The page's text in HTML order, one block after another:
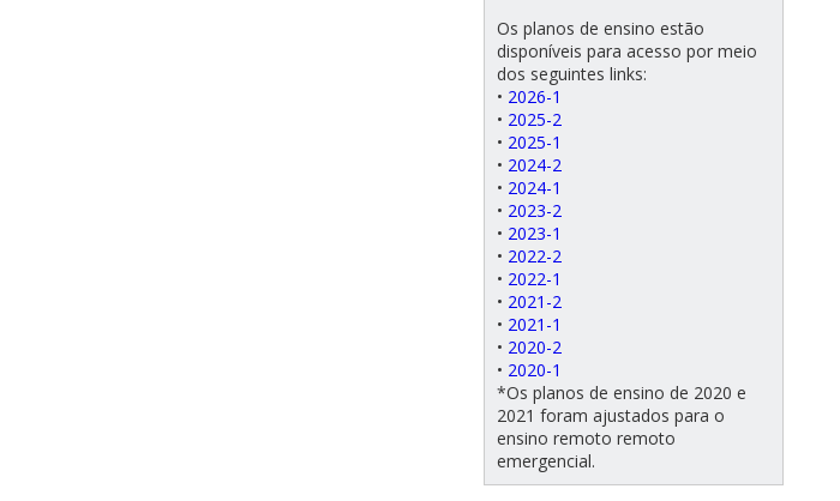
Os planos de ensino estão
disponíveis para acesso por meio
dos seguintes links:
• 2026-1
• 2025-2
• 2025-1
• 2024-2
• 2024-1
• 2023-2
• 2023-1
• 2022-2
• 2022-1
• 2021-2
• 2021-1
• 2020-2
• 2020-1
*Os planos de ensino de 2020 e
2021 foram ajustados para o
ensino remoto remoto
emergencial.